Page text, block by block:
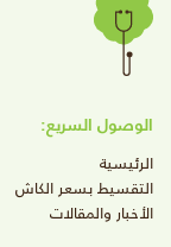
الوصول السريع:
الرئيسية
التقسيط بسعر الكاش
الأخبار والمقالات